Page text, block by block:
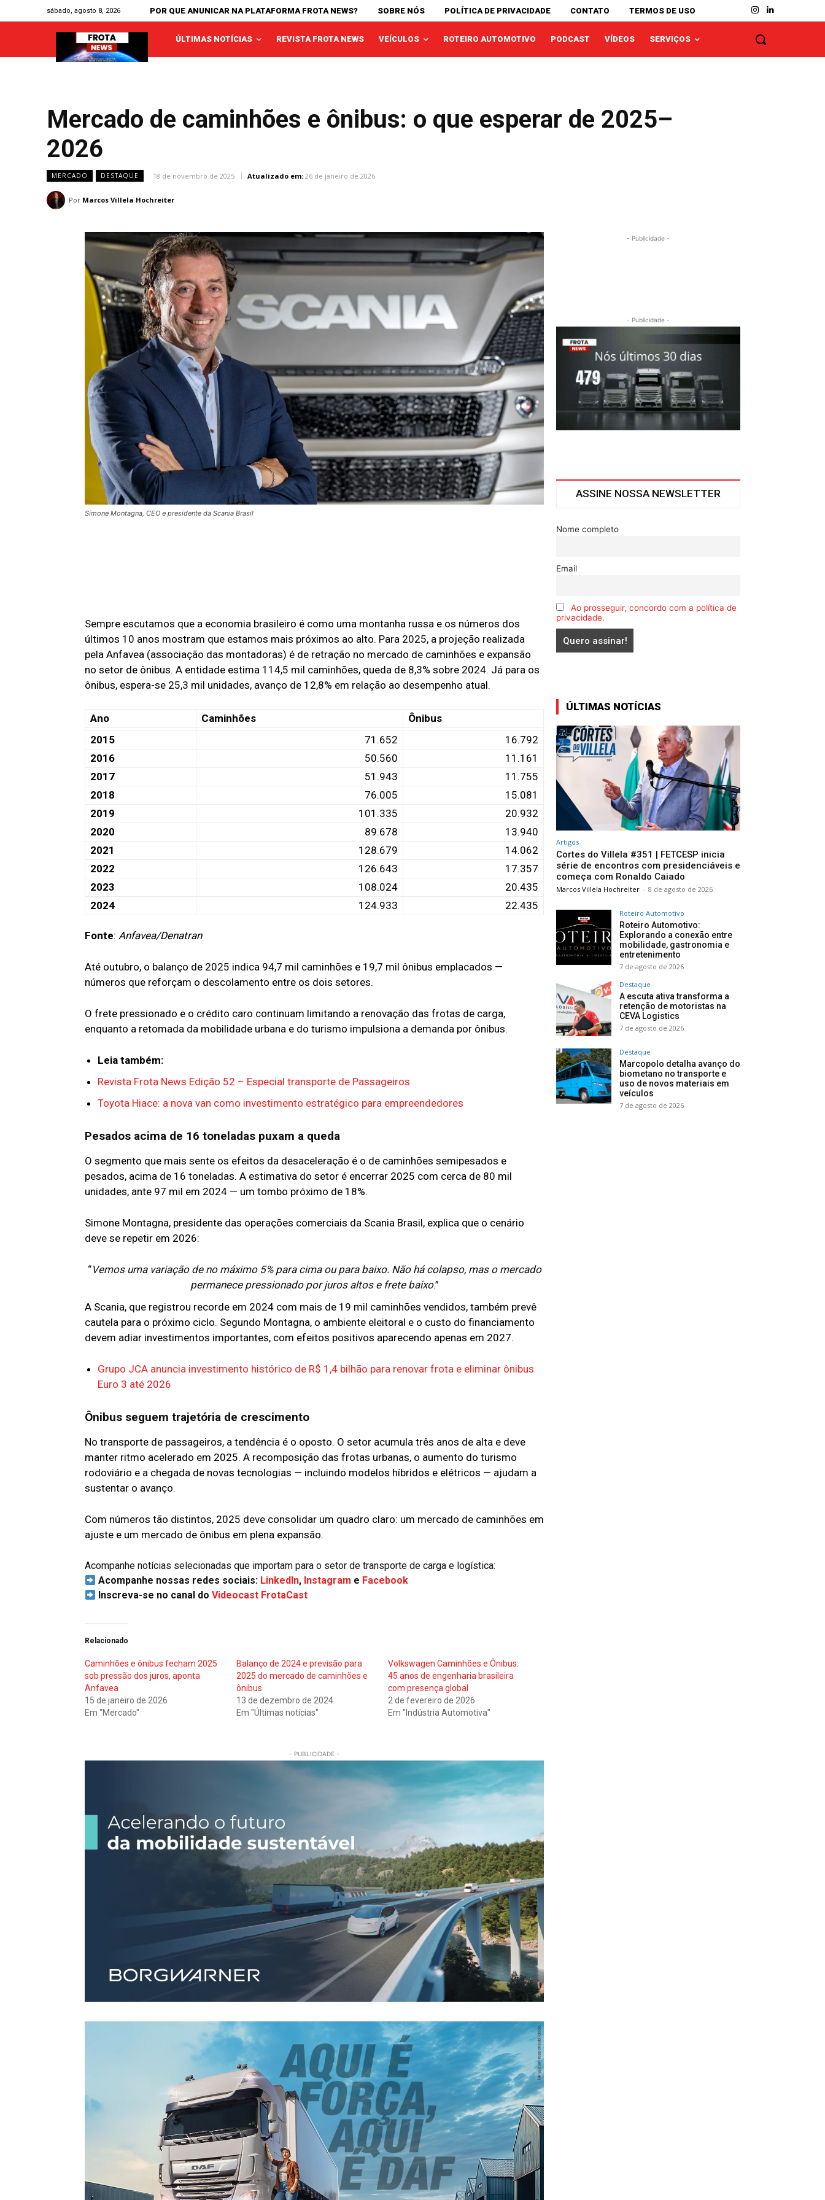
sábado, agosto 8, 2026 POR QUE ANUNICAR NA PLATAFORMA FROTA NEWS? SOBRE NÓS POLÍTICA DE PRIVACIDADE CONTATO TERMOS DE USO
ÚLTIMAS NOTÍCIAS REVISTA FROTA NEWS VEÍCULOS ROTEIRO AUTOMOTIVO PODCAST VÍDEOS SERVIÇOS
Mercado de caminhões e ônibus: o que esperar de 2025–
2026
MERCADO DESTAQUE 18 de novembro de 2025 Atualizado em: 26 de janeiro de 2026
Por Marcos Villela Hochreiter
Simone Montagna, CEO e presidente da Scania Brasil
Sempre escutamos que a economia brasileiro é como uma montanha russa e os números dos
últimos 10 anos mostram que estamos mais próximos ao alto. Para 2025, a projeção realizada
pela Anfavea (associação das montadoras) é de retração no mercado de caminhões e expansão
no setor de ônibus. A entidade estima 114,5 mil caminhões, queda de 8,3% sobre 2024. Já para os
ônibus, espera-se 25,3 mil unidades, avanço de 12,8% em relação ao desempenho atual.
Ano Caminhões
Ônibus
2015
71.652
16.792
2016
50.560
11.161
2017
51.943
11.755
2018
76.005
15.081
2019
101.335
20.932
2020
89.678
13.940
2021
128.679
14.062
2022
126.643
17.357
2023
108.024
20.435
2024
124.933 22.435
Fonte: Anfavea/Denatran
Até outubro, o balanço de 2025 indica 94,7 mil caminhões e 19,7 mil ônibus emplacados —
números que reforçam o descolamento entre os dois setores.
O frete pressionado e o crédito caro continuam limitando a renovação das frotas de carga,
enquanto a retomada da mobilidade urbana e do turismo impulsiona a demanda por ônibus.
Leia também:
Revista Frota News Edição 52 – Especial transporte de Passageiros
Toyota Hiace: a nova van como investimento estratégico para empreendedores
Pesados acima de 16 toneladas puxam a queda
O segmento que mais sente os efeitos da desaceleração é o de caminhões semipesados e
pesados, acima de 16 toneladas. A estimativa do setor é encerrar 2025 com cerca de 80 mil
unidades, ante 97 mil em 2024 — um tombo próximo de 18%.
Simone Montagna, presidente das operações comerciais da Scania Brasil, explica que o cenário
deve se repetir em 2026:
“Vemos uma variação de no máximo 5% para cima ou para baixo. Não há colapso, mas o mercado
permanece pressionado por juros altos e frete baixo.”
A Scania, que registrou recorde em 2024 com mais de 19 mil caminhões vendidos, também prevê
cautela para o próximo ciclo. Segundo Montagna, o ambiente eleitoral e o custo do financiamento
devem adiar investimentos importantes, com efeitos positivos aparecendo apenas em 2027.
Grupo JCA anuncia investimento histórico de R$ 1,4 bilhão para renovar frota e eliminar ônibus
Euro 3 até 2026
Ônibus seguem trajetória de crescimento
No transporte de passageiros, a tendência é o oposto. O setor acumula três anos de alta e deve
manter ritmo acelerado em 2025. A recomposição das frotas urbanas, o aumento do turismo
rodoviário e a chegada de novas tecnologias — incluindo modelos híbridos e elétricos — ajudam a
sustentar o avanço.
Com números tão distintos, 2025 deve consolidar um quadro claro: um mercado de caminhões em
ajuste e um mercado de ônibus em plena expansão.
Acompanhe notícias selecionadas que importam para o setor de transporte de carga e logística:
Acompanhe nossas redes sociais: LinkedIn, Instagram e Facebook
Inscreva-se no canal doVideocast FrotaCast
Relacionado
Caminhões e ônibus fecham 2025
sob pressão dos juros, aponta
Anfavea
15 de janeiro de 2026
Em "Mercado"
Balanço de 2024 e previsão para
2025 do mercado de caminhões e
ônibus
13 de dezembro de 2024
Em "Últimas notícias"
Volkswagen Caminhões e Ônibus:
45 anos de engenharia brasileira
com presença global
2 de fevereiro de 2026
Em "Indústria Automotiva"
- PUBLICIDADE -
- Publicidade -
- Publicidade -
ASSINE NOSSA NEWSLETTER
Nome completo
Email
Ao prosseguir, concordo com a política de
privacidade.
ÚLTIMAS NOTÍCIAS
Artigos
Cortes do Villela #351 | FETCESP inicia
série de encontros com presidenciáveis e
começa com Ronaldo Caiado
Marcos Villela Hochreiter - 8 de agosto de 2026
Roteiro Automotivo
Roteiro Automotivo:
Explorando a conexão entre
mobilidade, gastronomia e
entretenimento
7 de agosto de 2026
Destaque
A escuta ativa transforma a
retenção de motoristas na
CEVA Logistics
7 de agosto de 2026
Destaque
Marcopolo detalha avanço do
biometano no transporte e
uso de novos materiais em
veículos
7 de agosto de 2026